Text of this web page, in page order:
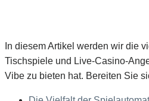
In diesem Artikel werden wir die
Tischspiele und Live-Casino-
Vibe zu bieten hat. Bereiten Sie